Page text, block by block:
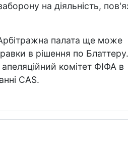
на діяльність,
палата ще може
в рішення по
комітет ФІФА в
CAS.